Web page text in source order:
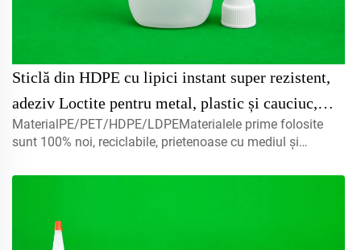
Sticlă din HDPE cu lipici instant super rezistent,
adeziv Loctite pentru metal, plastic și cauciuc,
ambalaj din plastic
MaterialPE/PET/HDPE/LDPEMaterialele prime folosite
sunt 100% noi, reciclabile, prietenoase cu mediul și
alimentare.Volum5ml 10ml 15mlcontactați-ne pentru